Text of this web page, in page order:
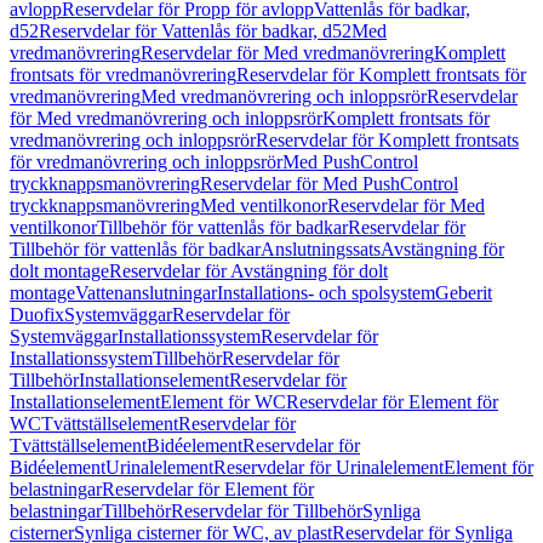
avloppReservdelar för Propp för avloppVattenlås för badkar,
d52Reservdelar för Vattenlås för badkar, d52Med
vredmanövreringReservdelar för Med vredmanövreringKomplett
frontsats för vredmanövreringReservdelar för Komplett frontsats för
vredmanövreringMed vredmanövrering och inloppsrörReservdelar
för Med vredmanövrering och inloppsrörKomplett frontsats för
vredmanövrering och inloppsrörReservdelar för Komplett frontsats
för vredmanövrering och inloppsrörMed PushControl
tryckknappsmanövreringReservdelar för Med PushControl
tryckknappsmanövreringMed ventilkonorReservdelar för Med
ventilkonorTillbehör för vattenlås för badkarReservdelar för
Tillbehör för vattenlås för badkarAnslutningssatsAvstängning för
dolt montageReservdelar för Avstängning för dolt
montageVattenanslutningarInstallations- och spolsystemGeberit
DuofixSystemväggarReservdelar för
SystemväggarInstallationssystemReservdelar för
InstallationssystemTillbehörReservdelar för
TillbehörInstallationselementReservdelar för
InstallationselementElement för WCReservdelar för Element för
WCTvättställselementReservdelar för
TvättställselementBidéelementReservdelar för
BidéelementUrinalelementReservdelar för UrinalelementElement för
belastningarReservdelar för Element för
belastningarTillbehörReservdelar för TillbehörSynliga
cisternerSynliga cisterner för WC, av plastReservdelar för Synliga